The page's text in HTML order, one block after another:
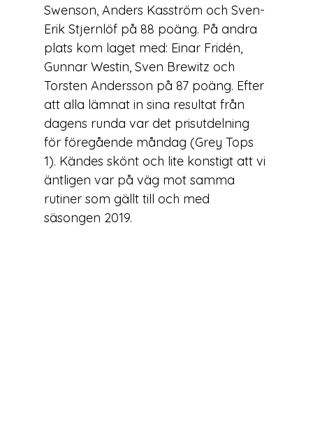
Swenson, Anders Kasström och Sven-
Erik Stjernlöf på 88 poäng. På andra
plats kom laget med: Einar Fridén,
Gunnar Westin, Sven Brewitz och
Torsten Andersson på 87 poäng. Efter
att alla lämnat in sina resultat från
dagens runda var det prisutdelning
för föregående måndag (Grey Tops
1). Kändes skönt och lite konstigt att vi
äntligen var på väg mot samma
rutiner som gällt till och med
säsongen 2019.